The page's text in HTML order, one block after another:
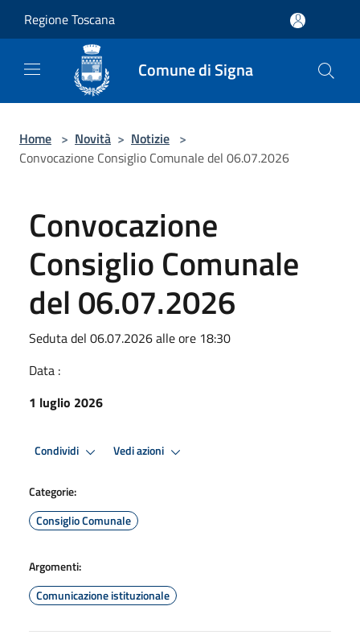
Regione Toscana
Comune di Signa
Home > Novità > Notizie >
Convocazione Consiglio Comunale del 06.07.2026
Convocazione
Consiglio Comunale
del 06.07.2026
Seduta del 06.07.2026 alle ore 18:30
Data :
1 luglio 2026
Condividi Vedi azioni
Categorie:
Consiglio Comunale
Argomenti:
Comunicazione istituzionale